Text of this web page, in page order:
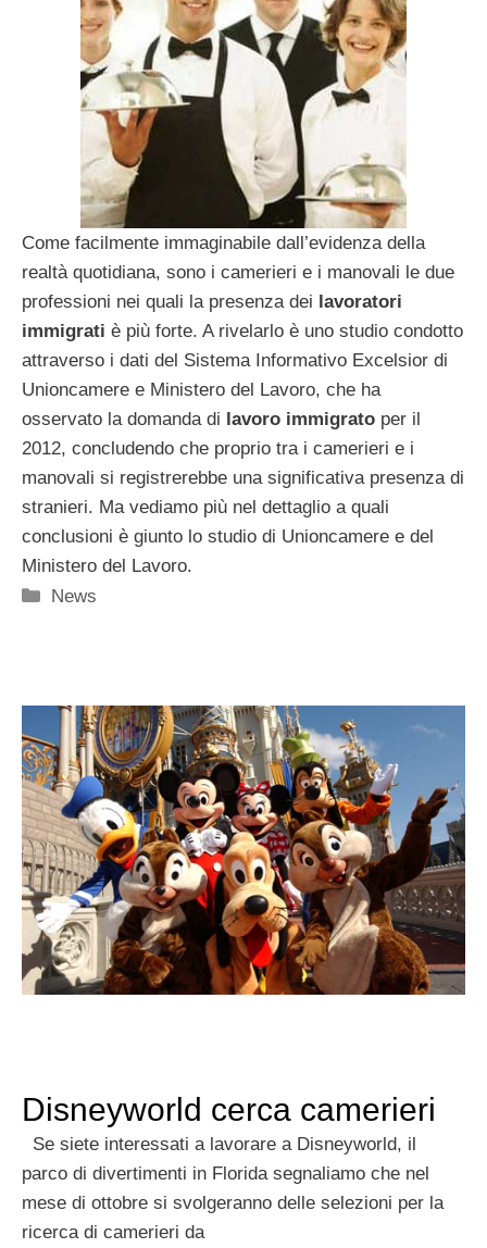
Come facilmente immaginabile dall’evidenza della
realtà quotidiana, sono i camerieri e i manovali le due
professioni nei quali la presenza dei lavoratori
immigrati è più forte. A rivelarlo è uno studio condotto
attraverso i dati del Sistema Informativo Excelsior di
Unioncamere e Ministero del Lavoro, che ha
osservato la domanda di lavoro immigrato per il
2012, concludendo che proprio tra i camerieri e i
manovali si registrerebbe una significativa presenza di
stranieri. Ma vediamo più nel dettaglio a quali
conclusioni è giunto lo studio di Unioncamere e del
Ministero del Lavoro.
Categorie
News
Disneyworld cerca camerieri
Se siete interessati a lavorare a Disneyworld, il
parco di divertimenti in Florida segnaliamo che nel
mese di ottobre si svolgeranno delle selezioni per la
ricerca di camerieri da